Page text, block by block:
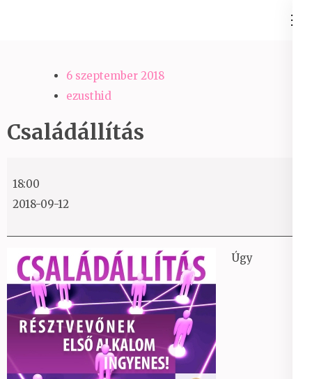
6 szeptember 2018
ezusthid
Családállítás
18:00
2018-09-12
Úgy